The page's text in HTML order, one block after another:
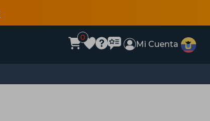
0
Mi Cuenta